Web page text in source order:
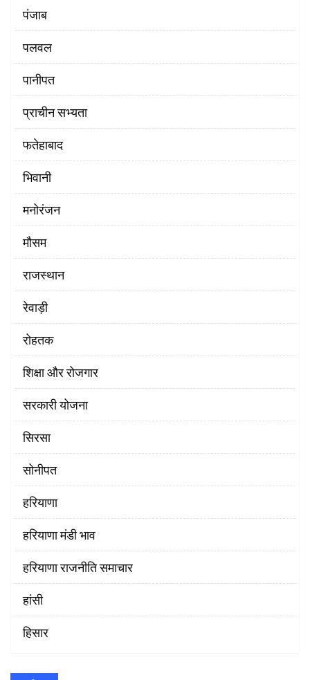
पंजाब
पलवल
पानीपत
प्राचीन सभ्यता
फतेहाबाद
भिवानी
मनोरंजन
मौसम
राजस्थान
रेवाड़ी
रोहतक
शिक्षा और रोजगार
सरकारी योजना
सिरसा
सोनीपत
हरियाणा
हरियाणा मंडी भाव
हरियाणा राजनीति समाचार
हांसी
हिसार